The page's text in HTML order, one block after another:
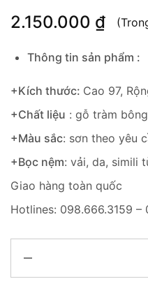
2.150.000 ₫
Thông tin sản phẩm :
+Kích thước: Cao 97,
+Chất liệu : gỗ tràm
+Màu sắc: sơn theo yêu
+Bọc nệm: vải, da, simili
Giao hàng toàn quốc
Hotlines: 098.666.3159